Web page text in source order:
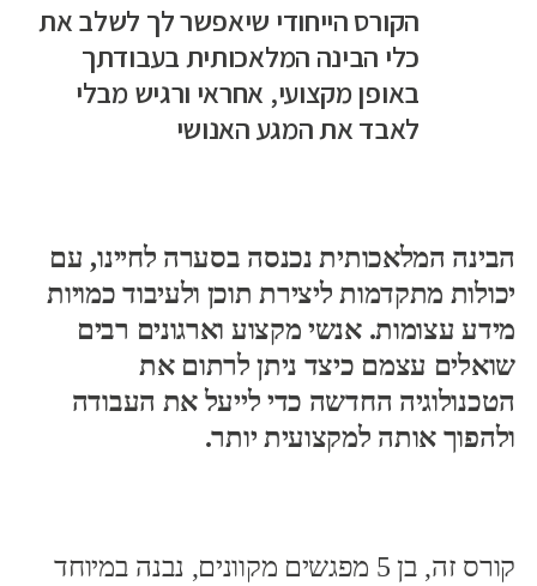
הקורס הייחודי שיאפשר לך לשלב את
כלי הבינה המלאכותית בעבודתך
באופן מקצועי, אחראי ורגיש מבלי
לאבד את המגע האנושי
הבינה המלאכותית נכנסה בסערה לחיינו, עם
יכולות מתקדמות ליצירת תוכן ולעיבוד כמויות
מידע עצומות. אנשי מקצוע וארגונים רבים
שואלים עצמם כיצד ניתן לרתום את
הטכנולוגיה החדשה כדי לייעל את העבודה
ולהפוך אותה למקצועית יותר.
קורס זה, בן 5 מפגשים מקוונים, נבנה במיוחד